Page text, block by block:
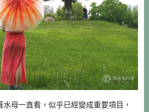
母一直看，似乎已經變成重要項目，